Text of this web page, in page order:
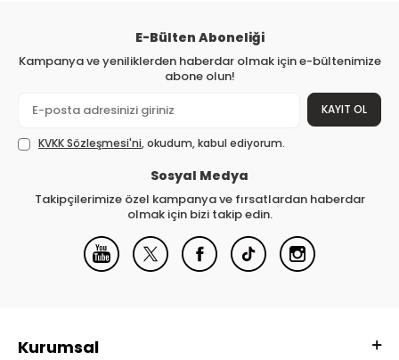
E-Bülten Aboneliği
Kampanya ve yeniliklerden haberdar olmak için e-bültenimize
abone olun!
KAYIT OL
KVKK Sözleşmesi'ni, okudum, kabul ediyorum.
Sosyal Medya
Takipçilerimize özel kampanya ve fırsatlardan haberdar
olmak için bizi takip edin.
Kurumsal